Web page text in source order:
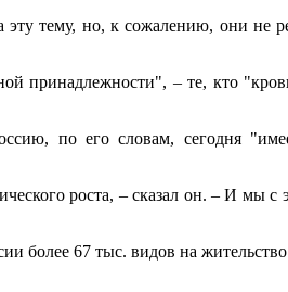
тему, но, к сожалению, они не
принадлежности", – те, кто
по его словам, сегодня
роста, – сказал он. – И мы
более 67 тыс. видов на